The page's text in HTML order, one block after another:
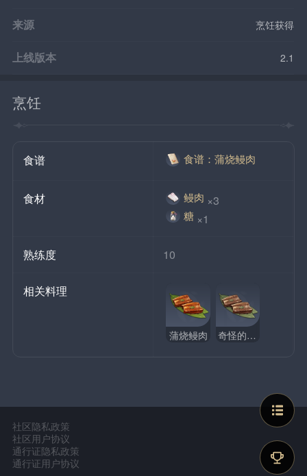
来源 烹饪获得
上线版本 2.1
烹饪
食谱 食谱：蒲烧鳗肉
食材 鳗肉 ×3
糖 ×1
熟练度 10
相关料理
蒲烧鳗肉 奇怪的蒲烧鳗肉
社区隐私政策
社区用户协议
通行证隐私政策
通行证用户协议